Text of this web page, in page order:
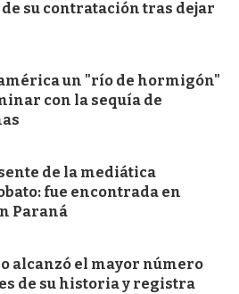
su contratación tras dejar
un "río de hormigón"
con la sequía de
de la mediática
fue encontrada en
Paraná
alcanzó el mayor número
de su historia y registra